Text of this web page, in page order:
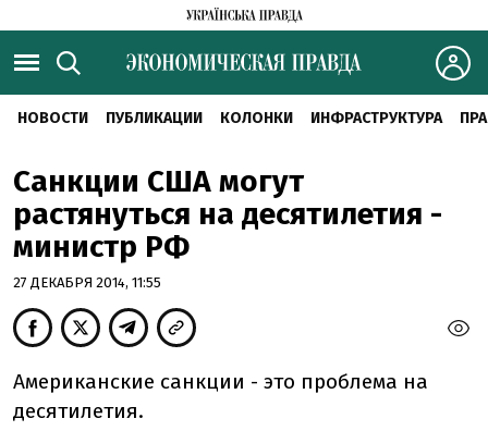
НОВОСТИ ПУБЛИКАЦИИ КОЛОНКИ ИНФРАСТРУКТУРА
Санкции США могут
растянуться на десятилетия -
министр РФ
27 ДЕКАБРЯ 2014, 11:55
Американские санкции - это проблема на
десятилетия.